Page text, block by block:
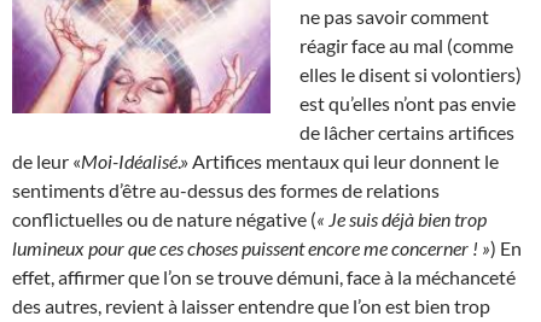
ne pas savoir comment
réagir face au mal (comme
elles le disent si volontiers)
est qu’elles n’ont pas envie
de lâcher certains artifices
de leur «Moi-Idéalisé.» Artifices mentaux qui leur donnent le
sentiments d’être au-dessus des formes de relations
conflictuelles ou de nature négative (« Je suis déjà bien trop
lumineux pour que ces choses puissent encore me concerner ! ») En
effet, affirmer que l’on se trouve démuni, face à la méchanceté
des autres, revient à laisser entendre que l’on est bien trop